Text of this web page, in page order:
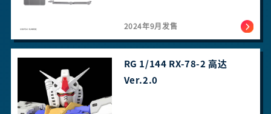
2024年9月发售
RG 1/144 RX-78-2 高达
Ver.2.0